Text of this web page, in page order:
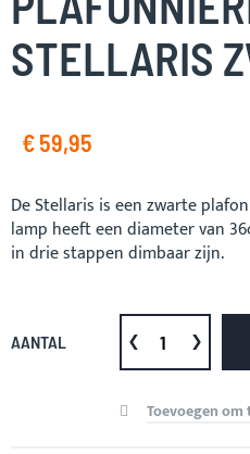
begin
van
de
afbeeldingen-
STELLARIS
€ 59,95
De Stellaris is een zwarte
lamp heeft een diameter van
in drie stappen dimbaar zijn.
AANTAL
Toevoegen